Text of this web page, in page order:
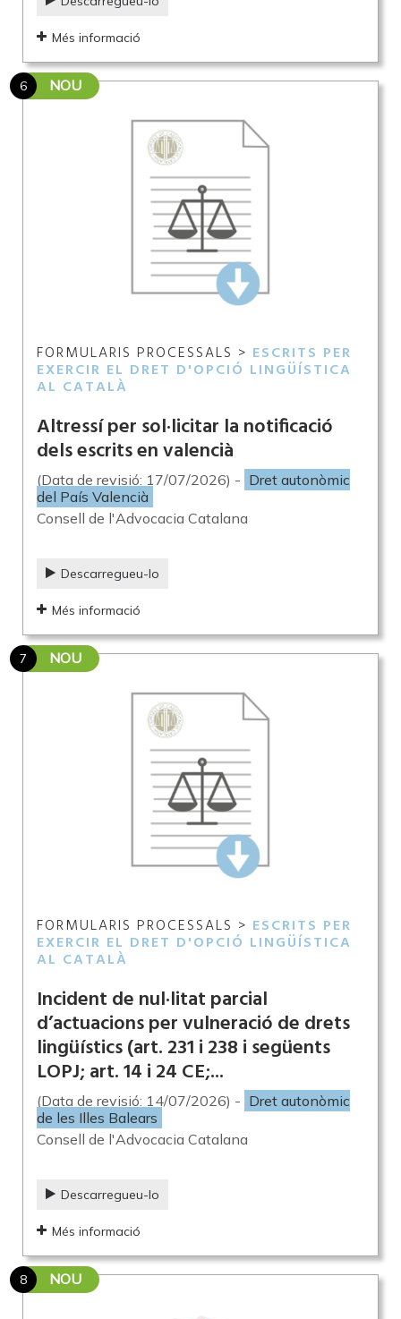
Més informació
6 NOU
FORMULARIS PROCESSALS > ESCRITS PER
EXERCIR EL DRET D'OPCIÓ LINGÜÍSTICA
AL CATALÀ
Altressí per sol·licitar la notificació
dels escrits en valencià
(Data de revisió: 17/07/2026) - Dret autonòmic
del País Valencià
Consell de l'Advocacia Catalana
Descarregueu-lo
Més informació
7 NOU
FORMULARIS PROCESSALS > ESCRITS PER
EXERCIR EL DRET D'OPCIÓ LINGÜÍSTICA
AL CATALÀ
Incident de nul·litat parcial
d’actuacions per vulneració de drets
lingüístics (art. 231 i 238 i següents
LOPJ; art. 14 i 24 CE;...
(Data de revisió: 14/07/2026) - Dret autonòmic
de les Illes Balears
Consell de l'Advocacia Catalana
Descarregueu-lo
Més informació
8 NOU